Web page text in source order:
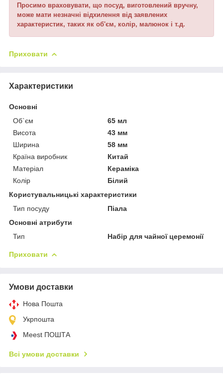
Просимо враховувати, що посуд, виготовлений вручну,
може мати незначні відхилення від заявлених
характеристик, таких як об'єм, колір, малюнок і т.д.
Приховати
Характеристики
Основні
Об`єм
65 мл
Висота
43 мм
Ширина
58 мм
Країна виробник
Китай
Матеріал
Кераміка
Колір
Білий
Користувальницькі характеристики
Тип посуду
Піала
Основні атрибути
Тип
Набір для чайної церемонії
Приховати
Умови доставки
Нова Пошта
Укрпошта
Meest ПОШТА
Всі умови доставки